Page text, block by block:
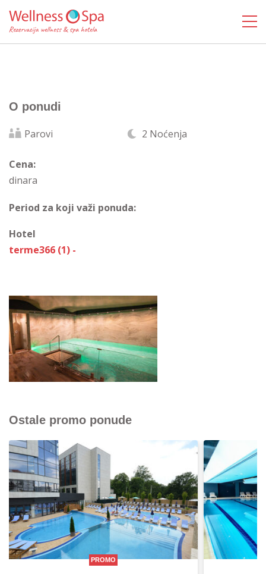
O ponudi
Parovi 2 Noćenja
Cena:
dinara
Period za koji važi ponuda:
Hotel
terme366 (1) -
Ostale promo ponude
PROMO